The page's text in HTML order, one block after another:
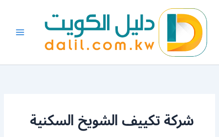
المحتوى
شركة تكييف الشويخ السكنية